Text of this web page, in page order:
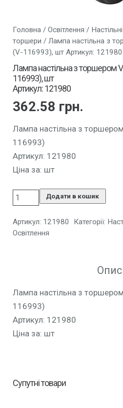
Головна/ Освітлення /
торшери / Лампа настільна з
(V-116993), шт Артикул: 121980
Лампа настільна з торшером
116993), шт
Артикул: 121980
362.58 грн.
Лампа настільна з
116993)
Артикул: 121980
Ціна за: шт
Додати в кошик
Артикул: 121980 Категорії:
Освітлення
Опис
Лампа настільна з
116993)
Артикул: 121980
Ціна за: шт
Супутні товари